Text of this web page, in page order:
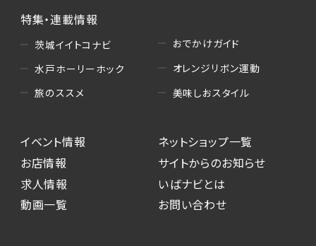
特集・連載情報
茨城イイトコナビ
水戸ホーリーホック
旅のススメ
おでかけガイド
オレンジリボン運動
美味しおスタイル
イベント情報
お店情報
求人情報
動画一覧
ネットショップ一覧
サイトからのお知らせ
いばナビとは
お問い合わせ